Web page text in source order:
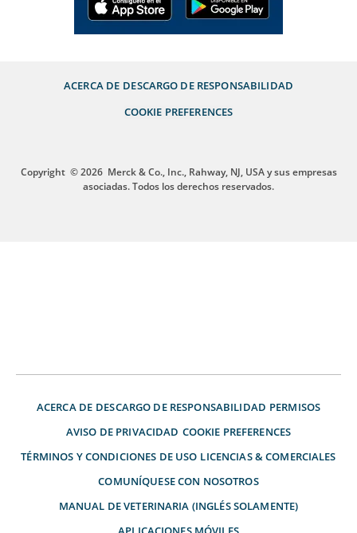
ACERCA DE DESCARGO DE RESPONSABILIDAD
COOKIE PREFERENCES
Copyright © 2026 Merck & Co., Inc., Rahway, NJ, USA y sus empresas
asociadas. Todos los derechos reservados.
ACERCA DE DESCARGO DE RESPONSABILIDAD PERMISOS
AVISO DE PRIVACIDAD COOKIE PREFERENCES
TÉRMINOS Y CONDICIONES DE USO LICENCIAS & COMERCIALES
COMUNÍQUESE CON NOSOTROS
MANUAL DE VETERINARIA (INGLÉS SOLAMENTE)